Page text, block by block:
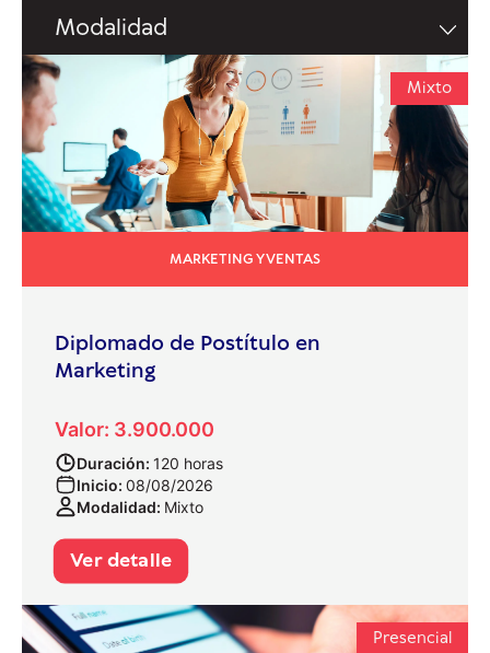
Modalidad
Mixto
MARKETING Y VENTAS
Diplomado de Postítulo en
Marketing
Valor: 3.900.000
Duración: 120 horas
Inicio: 08/08/2026
Modalidad: Mixto
Ver detalle
Presencial